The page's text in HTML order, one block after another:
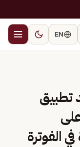
EN
موعد تطبيق
في الفوترة